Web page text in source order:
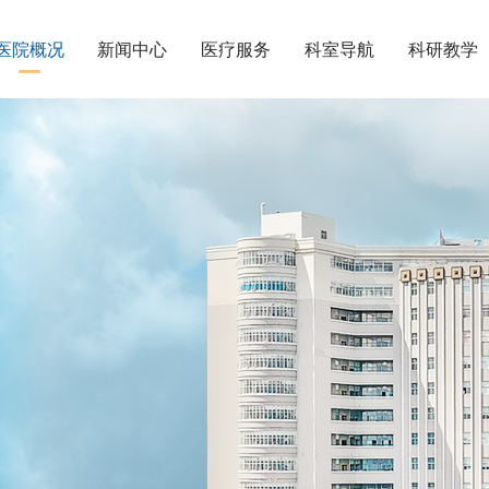
院概况 新闻中心 医疗服务 科室导航 科研教学